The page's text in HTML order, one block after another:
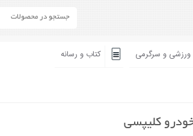
ورزشی و سرگرمی کتاب و رسانه
کلیپسی